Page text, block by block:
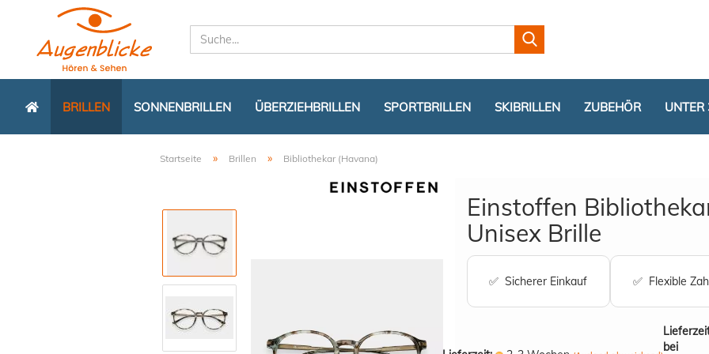
Lieferland
BRILLEN SONNENBRILLEN ÜBERZIEHBRILLEN SPORTBRILLEN SKIBRILLEN ZUBEHÖR UNTER
Startseite » Brillen » Bibliothekar (Havana)
Einstoffen
Unisex Brille
✅ Sicherer Einkauf ✅ Flexible
bei